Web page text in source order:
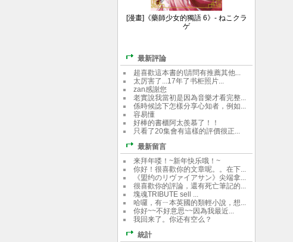
[漫畫]《藥師少女的獨語 6》- ねこクラ
ゲ
最新評論
超喜歡這本書的!請問有推薦其他...
太厉害了...17年了书柜照片...
zan感謝您
老實說我當初是因為音樂才看完整...
係時候諗下怎樣分享心知者，例如...
容易懂
好棒的書櫃阿太羨慕了！！
只看了20集會有這樣的評價很正...
最新留言
来拜年喽！~新年快乐哦！~
你好！很喜歡你的文章呢。。在下...
《盟约のリヴァイアサン》尖端拿...
很喜歡你的評論，還有死亡筆記的...
塊魂TRIBUTE sell ...
哈囉，有ㄧ本英國的類輕小說，想...
你好~~不好意思~~因為我最近...
我回来了。你还有空么？
統計